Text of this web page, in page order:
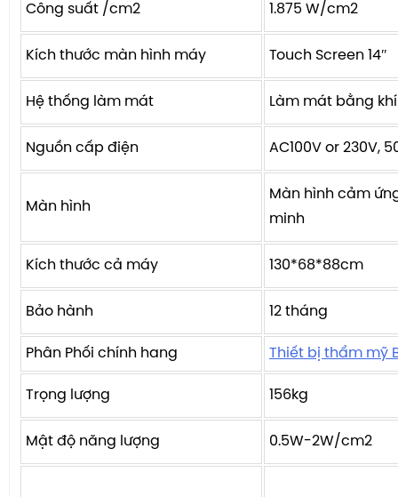
Công suất /cm2 1.875 W/cm2
Kích thước màn hình máy Touch Screen 14″
Hệ thống làm mát Làm mát bằng
Nguồn cấp điện AC100V or 230V,
Màn hình
Màn hình cảm
minh
Kích thước cả máy 130*68*88cm
Bảo hành 12 tháng
Phân Phối chính hang Thiết bị thẩm mỹ
Trọng lượng 156kg
Mật độ năng lượng 0.5W-2W/cm2